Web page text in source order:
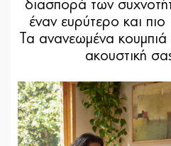
διασπορά των
έναν ευρύτερο και
Τα ανανεωμένα
ακουστική